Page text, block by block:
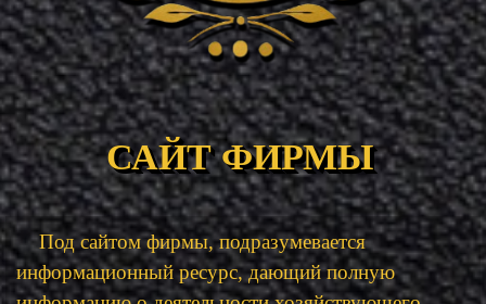
САЙТ ФИРМЫ
Под сайтом фирмы, подразумевается
информационный ресурс, дающий полную